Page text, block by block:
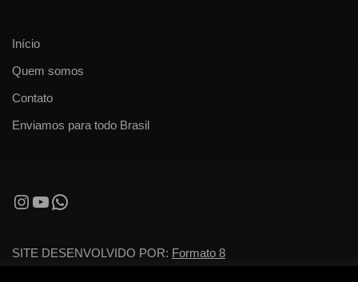
Início
Quem somos
Contato
Enviamos para todo Brasil
SITE DESENVOLVIDO POR: Formato 8